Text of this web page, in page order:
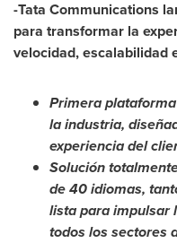
-Tata Communications
para transformar la
velocidad, escalabilidad
Primera
la industria,
experiencia del
Solución
de 40 idiomas,
lista para impulsar
todos los sectores